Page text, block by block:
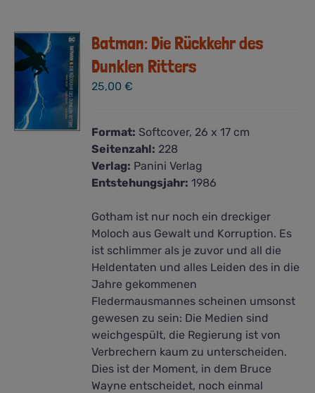
Batman: Die Rückkehr des
Dunklen Ritters
25,00€
Format: Softcover, 26 x 17 cm
Seitenzahl: 228
Verlag: Panini Verlag
Entstehungsjahr: 1986
Gotham ist nur noch ein dreckiger
Moloch aus Gewalt und Korruption. Es
ist schlimmer als je zuvor und all die
Heldentaten und alles Leiden des in die
Jahre gekommenen
Fledermausmannes scheinen umsonst
gewesen zu sein: Die Medien sind
weichgespült, die Regierung ist von
Verbrechern kaum zu unterscheiden.
Dies ist der Moment, in dem Bruce
Wayne entscheidet, noch einmal